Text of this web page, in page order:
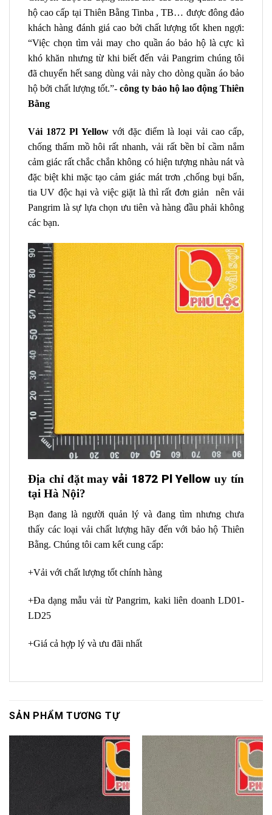
hộ cao cấp tại Thiên Bằng Tinba , TB… được đông đảo
khách hàng đánh giá cao bởi chất lượng tốt khen ngợi:
“Việc chọn tìm vải may cho quần áo bảo hộ là cực kì
khó khăn nhưng từ khi biết đến vải Pangrim chúng tôi
đã chuyển hết sang dùng vải này cho dòng quần áo bảo
hộ bởi chất lượng tốt.”- công ty bảo hộ lao động Thiên
Bằng
Vải 1872 Pl Yellowvới đặc điểm là loại vải cao cấp,
chống thấm mồ hôi rất nhanh, vải rất bền bỉ cầm nắm
cảm giác rất chắc chắn không có hiện tượng nhàu nát và
đặc biệt khi mặc tạo cảm giác mát trơn ,chống bụi bẩn,
tia UV độc hại và việc giặt là thì rất đơn giản nên vải
Pangrim là sự lựa chọn ưu tiên và hàng đầu phải không
các bạn.
Địa chỉ đặt mayvải 1872 Pl Yellowuy tín
tại Hà Nội?
Bạn đang là người quản lý và đang tìm nhưng chưa
thấy các loại vải chất lượng hãy đến với bảo hộ Thiên
Bằng. Chúng tôi cam kết cung cấp:
+Vải với chất lượng tốt chính hàng
+Đa dạng mẫu vải từ Pangrim, kaki liên doanh LD01-
LD25
+Giá cả hợp lý và ưu đãi nhất
SẢN PHẨM TƯƠNG TỰ